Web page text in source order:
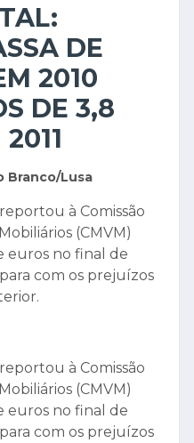
DE
2010
DE 3,8
Branco/Lusa
à Comissão
(CMVM)
euros no final de
com os prejuízos
à Comissão
(CMVM)
euros no final de
com os prejuízos